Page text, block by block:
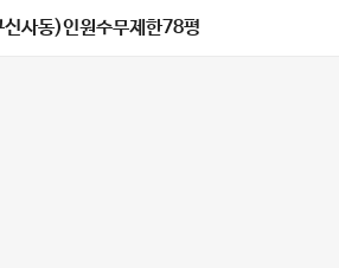
신사동)인원수무제한78평